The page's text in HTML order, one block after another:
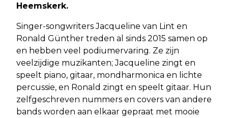
Heemskerk.
Singer-songwriters Jacqueline van Lint en
Ronald Günther treden al sinds 2015 samen op
en hebben veel podiumervaring. Ze zijn
veelzijdige muzikanten; Jacqueline zingt en
speelt piano, gitaar, mondharmonica en lichte
percussie, en Ronald zingt en speelt gitaar. Hun
zelfgeschreven nummers en covers van andere
bands worden aan elkaar gepraat met mooie